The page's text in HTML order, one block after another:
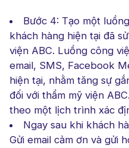
Bước 4: Tạo một
khách hàng hiện tại đã
viện ABC. Luồng công
email, SMS, Facebook
hiện tại, nhằm tăng sự
đối với thẩm mỹ viện
theo một lịch trình xác
Ngay sau khi khách
Gửi email cảm ơn và gửi